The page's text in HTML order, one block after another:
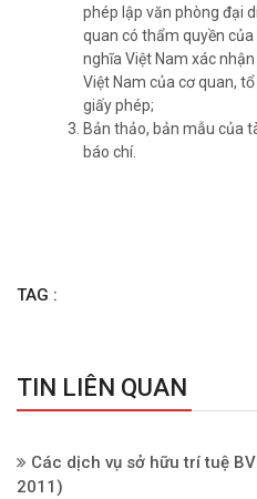
phép lập văn phòng đại
quan có thẩm quyền
nghĩa Việt Nam xác
Việt Nam của cơ quan,
giấy phép;
Bản thảo, bản mẫu của
báo chí.
TAG :
TIN LIÊN QUAN
Các dịch vụ sở hữu trí tuệ
2011)